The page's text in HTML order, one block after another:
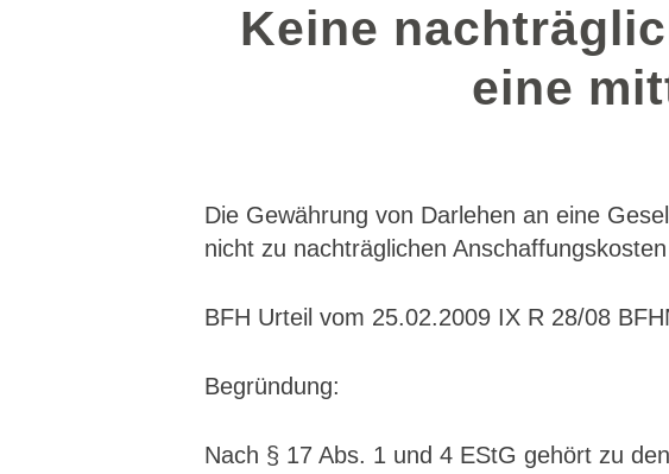
Keine
eine
Die Gewährung von Darlehen an eine
nicht zu nachträglichen
BFH Urteil vom 25.02.2009 IX R 28/08
Begründung:
Nach § 17 Abs. 1 und 4 EStG gehört zu